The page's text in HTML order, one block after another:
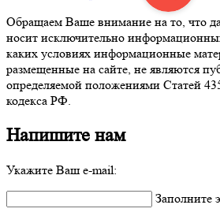
Обращаем Ваше внимание на то, что
носит исключительно
каких условиях информационные
размещенные на сайте, не являются
определяемой положениями Статей
кодекса РФ.
Напишите нам
Укажите Ваш e-mail:
Заполните